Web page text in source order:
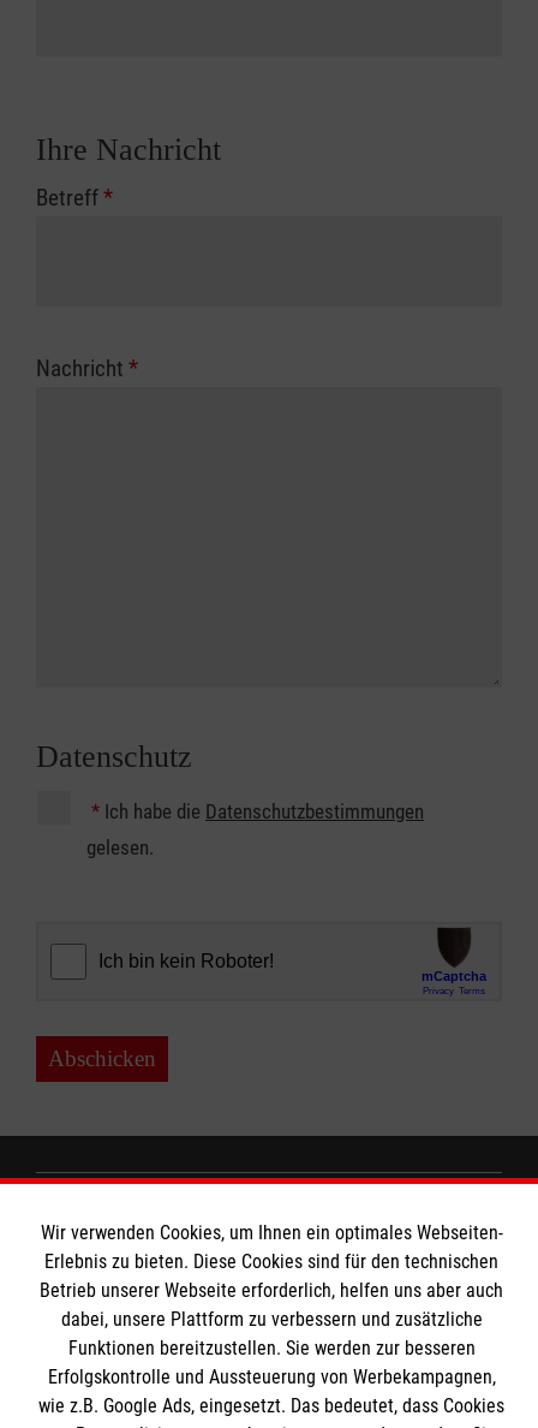
Ihre Nachricht
Betreff*
Nachricht *
Datenschutz
* Ich habe die Datenschutzbestimmungen
gelesen.
Abschicken
MBZ Euregio
Kurse für Rettungsdienstler
Informationen
Wir verwenden Cookies, um Ihnen ein optimales Webseiten-
Erlebnis zu bieten. Diese Cookies sind für den technischen
Betrieb unserer Webseite erforderlich, helfen uns aber auch
dabei, unsere Plattform zu verbessern und zusätzliche
Funktionen bereitzustellen. Sie werden zur besseren
Erfolgskontrolle und Aussteuerung von Werbekampagnen,
wie z.B. Google Ads, eingesetzt. Das bedeutet, dass Cookies